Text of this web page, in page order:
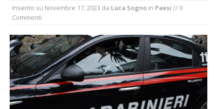
zone blu
alle pendici del Monte Barone
Centinaia di vercellesi a Oropa per il
pellegrinaggio diocesano
Intervento dei vigili del fuoco per un
incendio di sterpaglie a Caresanablot
Dieci anni fa l’ingresso a Vercelli
Inserito su Novembre 17, 2023 da Luca Sogno in Paesi // 0
Commenti